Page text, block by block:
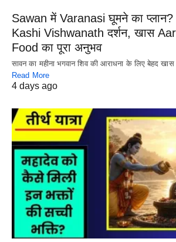
Sawan में Varanasi घूमने का
Kashi Vishwanath दर्शन, खास
Food का पूरा अनुभव
सावन का महीना भगवान शिव की आराधना के लिए बेहद
Read More
4 days ago